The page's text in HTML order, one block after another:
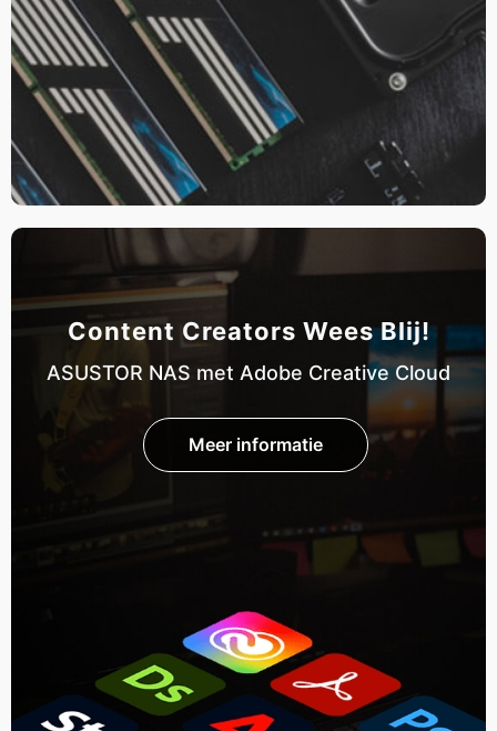
Content Creators Wees Blij!
ASUSTOR NAS met Adobe Creative Cloud
Meer informatie